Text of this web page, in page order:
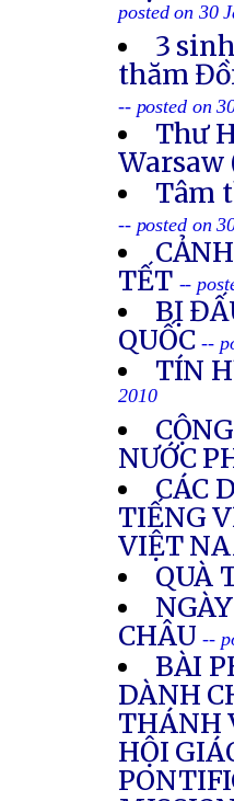
posted on 30
3
thăm
-- posted on
Thư
Tâm
-- posted on
TẾT --
BỊ
QUỐC --
TÍN
2010
NƯỚC
CÁC
TIẾNG
VIỆT
QUÀ
CHÂU --
BÀI
DÀNH
THÁNH
HỘI